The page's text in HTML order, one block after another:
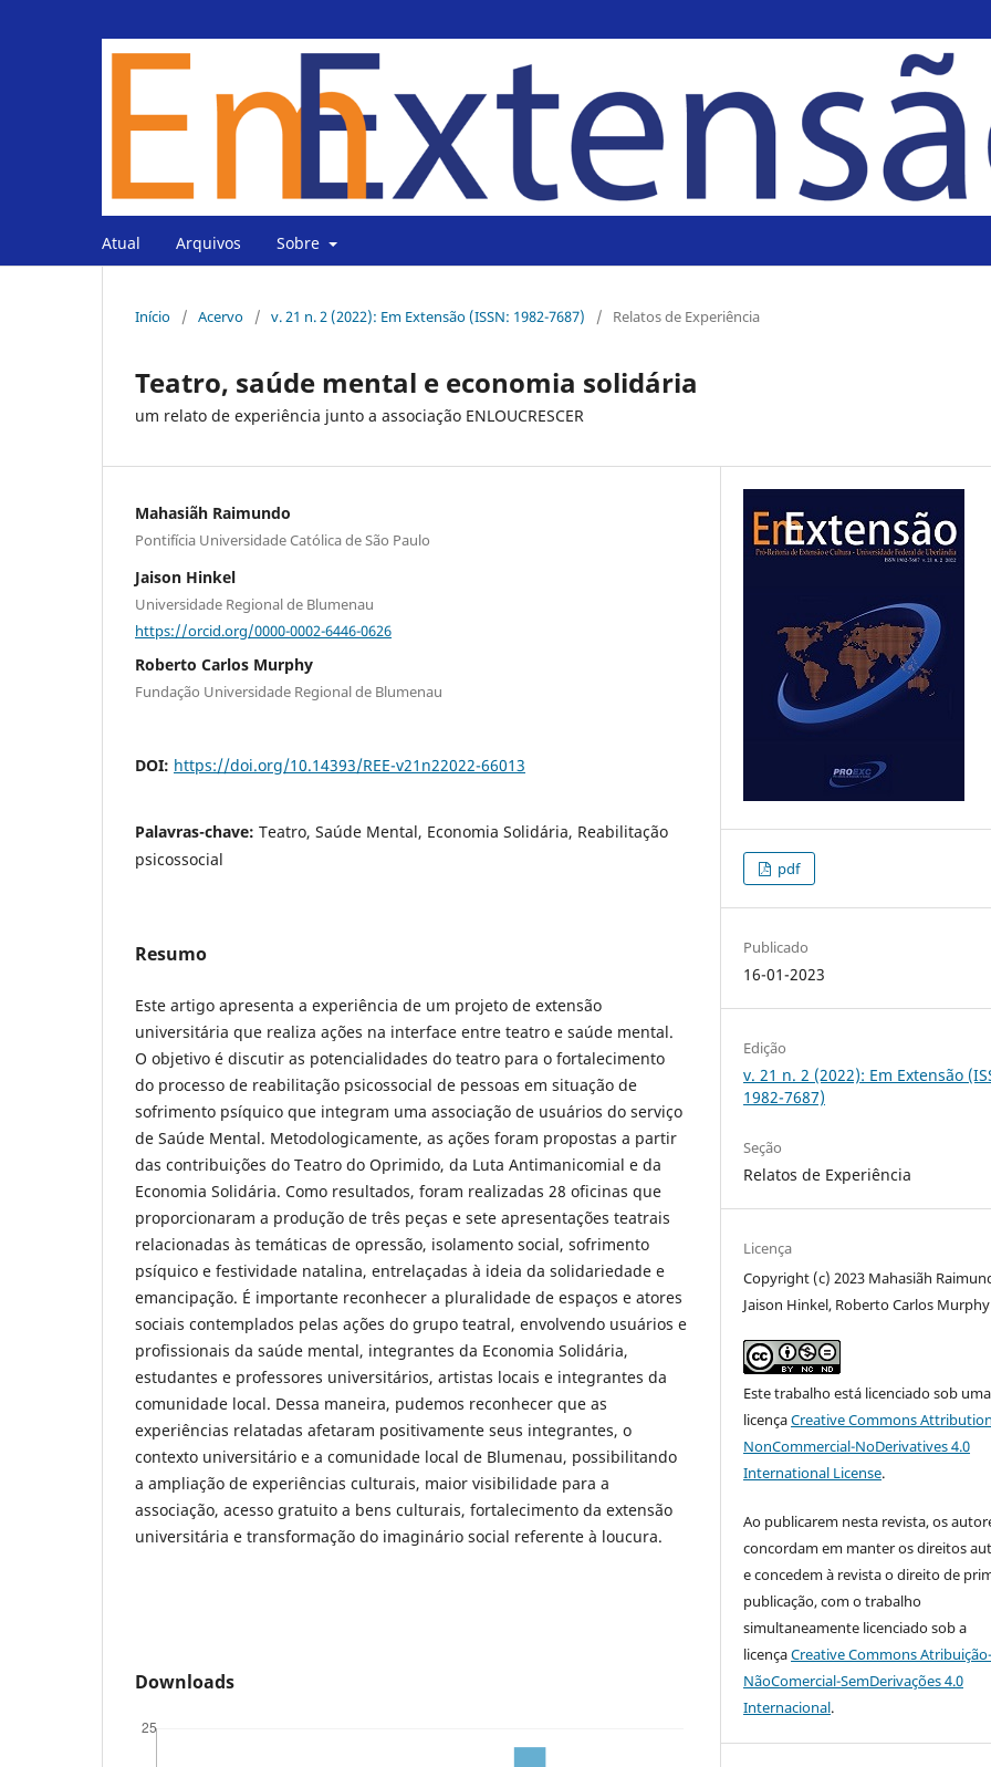
Atual Arquivos Sobre
Início / Acervo / v. 21 n. 2 (2022): Em Extensão (ISSN: 1982-7687) / Relatos de Experiência
Teatro, saúde mental e economia solidária
um relato de experiência junto a associação ENLOUCRESCER
Mahasiãh Raimundo
Pontifícia Universidade Católica de São Paulo
Jaison Hinkel
Universidade Regional de Blumenau
https://orcid.org/0000-0002-6446-0626
Roberto Carlos Murphy
Fundação Universidade Regional de Blumenau
DOI: https://doi.org/10.14393/REE-v21n22022-66013
Palavras-chave: Teatro, Saúde Mental, Economia Solidária, Reabilitação
psicossocial
Resumo
Este artigo apresenta a experiência de um projeto de extensão
universitária que realiza ações na interface entre teatro e saúde mental.
O objetivo é discutir as potencialidades do teatro para o fortalecimento
do processo de reabilitação psicossocial de pessoas em situação de
sofrimento psíquico que integram uma associação de usuários do serviço
de Saúde Mental. Metodologicamente, as ações foram propostas a partir
das contribuições do Teatro do Oprimido, da Luta Antimanicomial e da
Economia Solidária. Como resultados, foram realizadas 28 oficinas que
proporcionaram a produção de três peças e sete apresentações teatrais
relacionadas às temáticas de opressão, isolamento social, sofrimento
psíquico e festividade natalina, entrelaçadas à ideia da solidariedade e
emancipação. É importante reconhecer a pluralidade de espaços e atores
sociais contemplados pelas ações do grupo teatral, envolvendo usuários e
profissionais da saúde mental, integrantes da Economia Solidária,
estudantes e professores universitários, artistas locais e integrantes da
comunidade local. Dessa maneira, pudemos reconhecer que as
experiências relatadas afetaram positivamente seus integrantes, o
contexto universitário e a comunidade local de Blumenau, possibilitando
a ampliação de experiências culturais, maior visibilidade para a
associação, acesso gratuito a bens culturais, fortalecimento da extensão
universitária e transformação do imaginário social referente à loucura.
Downloads
pdf
Publicado
16-01-2023
Edição
v. 21 n. 2 (2022): Em Extensão
1982-7687)
Seção
Relatos de Experiência
Licença
Copyright (c) 2023 Mahasiãh
Jaison Hinkel, Roberto Carlos Murphy
Este trabalho está licenciado sob uma
licençaCreative Commons
NonCommercial-NoDerivatives 4.0
International License.
Ao publicarem nesta revista, os
concordam em manter os direitos
e concedem à revista o direito de
publicação, com o trabalho
simultaneamente licenciado sob a
licençaCreative Commons Atribuição-
NãoComercial-SemDerivações 4.0
Internacional.